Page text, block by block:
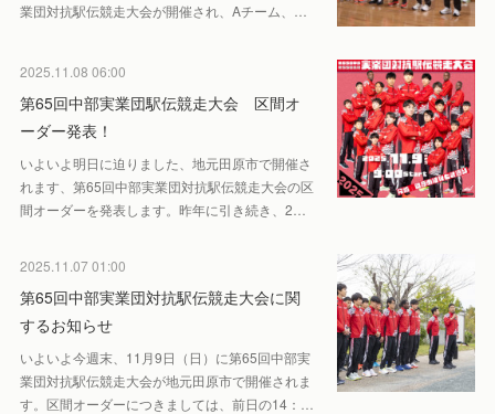
業団対抗駅伝競走大会が開催され、Aチーム、…
2025.11.08 06:00
第65回中部実業団駅伝競走大会 区間オ
ーダー発表！
いよいよ明日に迫りました、地元田原市で開催さ
れます、第65回中部実業団対抗駅伝競走大会の区
間オーダーを発表します。昨年に引き続き、2…
2025.11.07 01:00
第65回中部実業団対抗駅伝競走大会に関
するお知らせ
いよいよ今週末、11月9日（日）に第65回中部実
業団対抗駅伝競走大会が地元田原市で開催されま
す。区間オーダーにつきましては、前日の14：…